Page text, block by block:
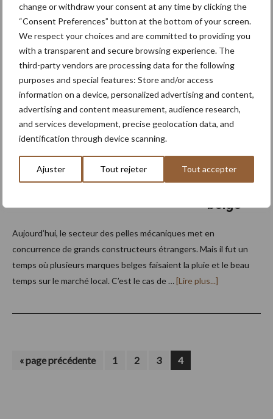
change or withdraw your consent at any time by clicking the
“Consent Preferences” button at the bottom of your screen.
We respect your choices and are committed to providing you
with a transparent and secure browsing experience. The
third-party vendors are processing data for the following
purposes and special features: Store and/or access
information on a device, personalized advertising and content,
advertising and content measurement, audience research,
and services development, precise geolocation data, and
identification through device scanning.
Ajuster Tout rejeter Tout accepter
carence en bore qui peut provoquer la pourriture du cœur. Cela
est d’autant plus si le climat est sec. Une application préventive
de bore est toujours recommandée dans …[Lire plus...]à
en
betteraves
pas
négliger
les
apports
Les
grues
Thomas
: la saga
constru
cteur
belge
15 avril 2025
Aujourd’hui, le secteur des pelles mécaniques met en
concurrence de grands constructeurs étrangers. Mais il fut un
temps où plusieurs marques belges faisaient la pluie et le beau
temps sur le marché local. C’est le cas de …[Lire plus...]
«Aller
à
page précédente Page
1 Page
2 Page
3 Page
4